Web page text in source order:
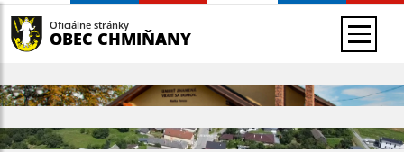
Oficiálne stránky
OBEC CHMIŇANY